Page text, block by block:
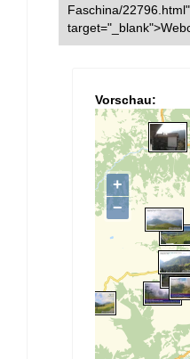
Faschina/22796.html"
Vorschau: